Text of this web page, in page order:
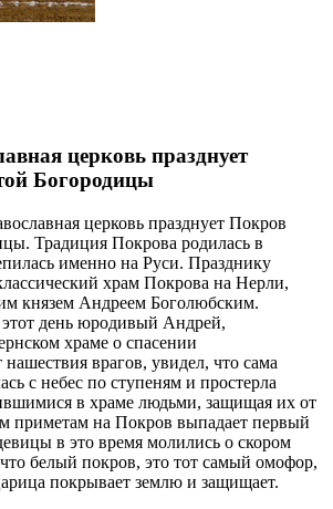
церковь празднует
Богородицы
церковь празднует Покров
Традиция Покрова родилась в
именно на Руси. Празднику
храм Покрова на Нерли,
князем Андреем Боголюбским.
этот день юродивый Андрей,
храме о спасении
врагов, увидел, что сама
с небес по ступеням и простерла
в храме людьми, защищая их от
приметам на Покров выпадает первый
в это время молились о скором
белый покров, это тот самый омофор,
покрывает землю и защищает.